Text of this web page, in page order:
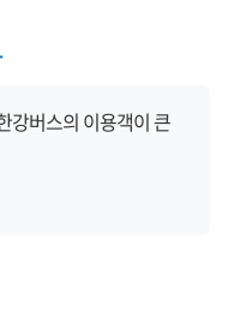
강버스의 이용객이 큰